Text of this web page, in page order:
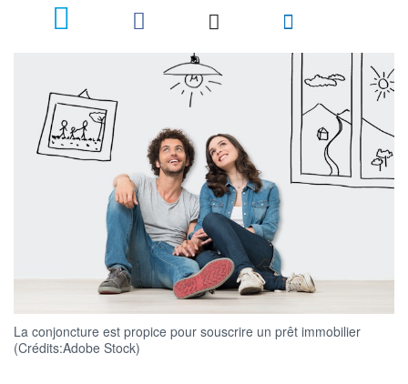
La conjoncture est propice pour souscrire un prêt immobilier
(Crédits:Adobe Stock)